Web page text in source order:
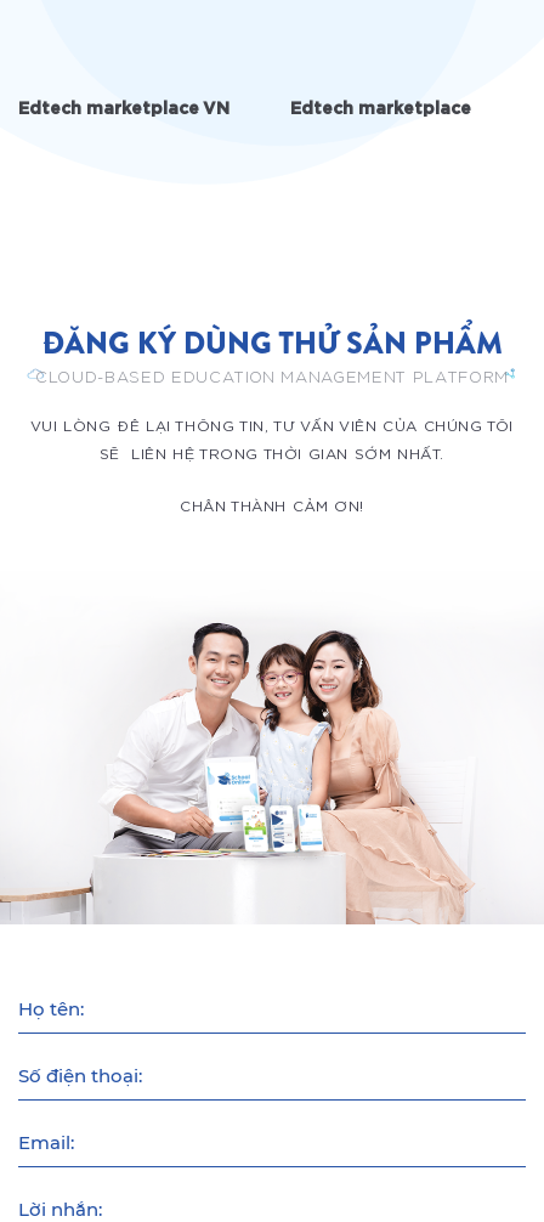
Edtech marketplace VN Edtech marketplace
ĐĂNG KÝ DÙNG THỬ SẢN PHẨM
CLOUD-BASED EDUCATION MANAGEMENT PLATFORM
VUI LÒNG ĐÊ LẠI THÔNG TIN, TƯ VẤN VIÊN CỦA CHÚNG TÔI
SẼ LIÊN HỆ TRONG THỜI GIAN SỚM NHẤT.
CHÂN THÀNH CẢM ƠN!
Họ tên:
Số điện thoại:
Email:
Lời nhắn: